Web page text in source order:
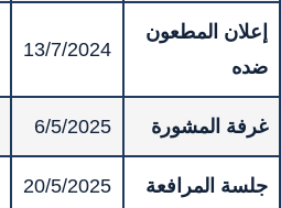
إعلان المطعون
ضده
13/7/2024
غرفة المشورة 6/5/2025
جلسة المرافعة 20/5/2025